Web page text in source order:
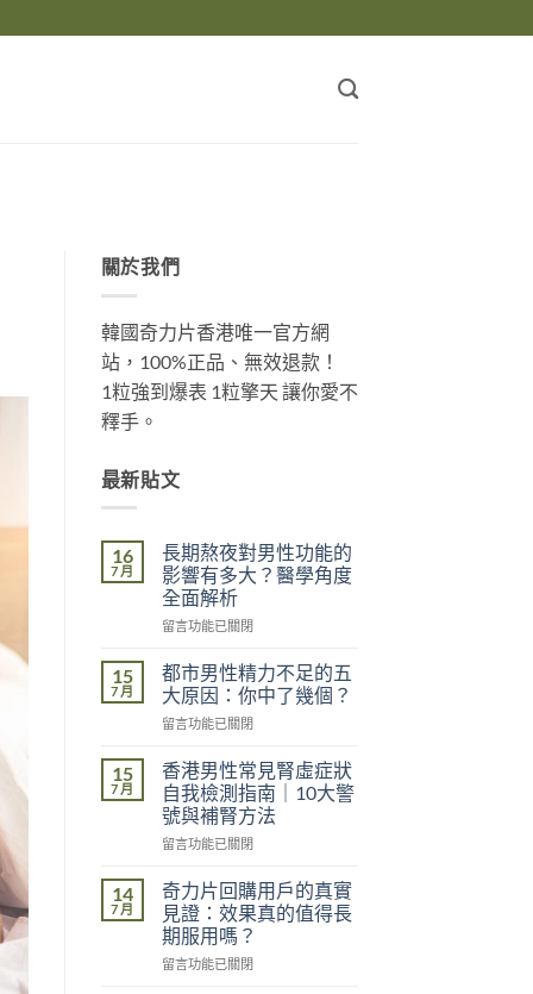
關於我們
韓國奇力片香港唯一官方網
站，100%正品、無效退款！
1粒強到爆表 1粒擎天 讓你愛不
釋手。
最新貼文
16
7 月
長期熬夜對男性功能的
影響有多大？醫學角度
全面解析
在
期
熬
夜
對
性
功
能
的
影
有
多
大？
醫
學
留言功能已關閉
15
7 月
都市男性精力不足的五
大原因：你中了幾個？
在
市
男
性
精
力
足
的
五
大
原
留言功能已關閉
15
7 月
香港男性常見腎虛症狀
自我檢測指南｜10大警
號與補腎方法
在
港
男
性
常
見
留言功能已關閉
14
7 月
奇力片回購用戶的真實
見證：效果真的值得長
期服用嗎？
在
留言功能已關閉